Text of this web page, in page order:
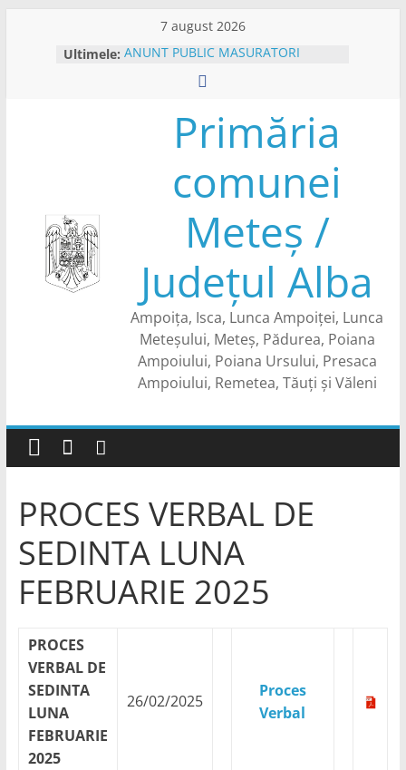
7 august 2026
Ultimele: ANUNT PUBLIC MASURATORI
CADASTRU SISTEMATIC- CAMPANIE
DE COLECTARE DATE – IN
SI NR. 123 DIN SATUL PRESACA
AMPOIULUI
ANUNT INTERVENTII DEZINSECTIE
ANUNT COLECTARE DATE
CADASTRU SISTEMATIC – SECTOR
CADASTRAL NR.84 DIN SATUL
BENEFICII CARTE DE IDENTITATE
ELECTRONICA
Primăria
comunei
Meteș /
Județul Alba
Ampoița, Isca, Lunca Ampoiței, Lunca
Meteșului, Meteș, Pădurea, Poiana
Ampoiului, Poiana Ursului, Presaca
Ampoiului, Remetea, Tăuți și Văleni
PROCES VERBAL DE
SEDINTA LUNA
FEBRUARIE 2025
PROCES
VERBAL DE
SEDINTA
LUNA
FEBRUARIE
2025
26/02/2025
Proces
Verbal